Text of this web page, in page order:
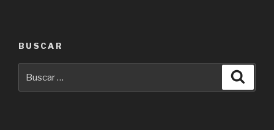
BUSCAR
por: